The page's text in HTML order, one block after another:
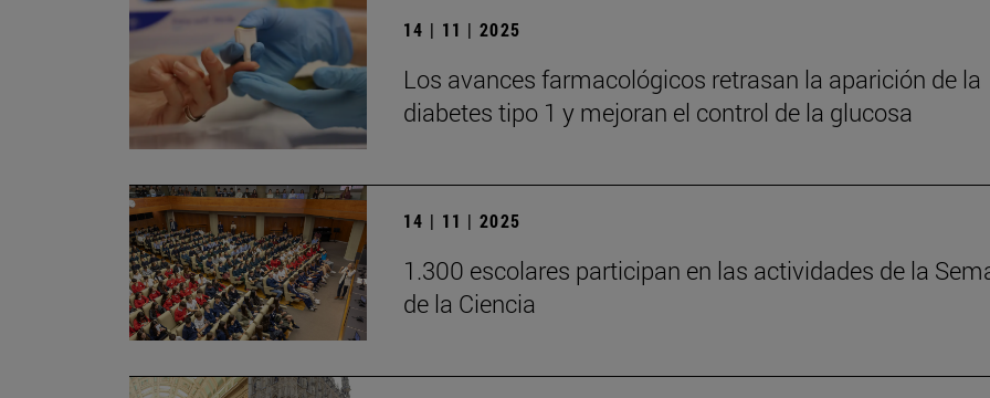
14 | 11 | 2025
Los avances farmacológicos retrasan la aparición de la
diabetes tipo 1 y mejoran el control de la glucosa
14 | 11 | 2025
1.300 escolares participan en las actividades de la
de la Ciencia